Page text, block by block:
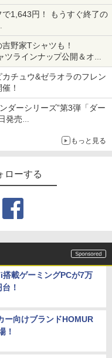
で1,643円！ もうすぐ終了の
景版」が67%オフで990円
野家Tシャツも！
ツラインナップ公開＆オン
チュウ&ゼラオラのフレン
！
ダーシリーズ”第3弾「ダー
発売
もっと見る
ローする
載ゲーミングPCが7万
！
ー向けブランドHOMUR
！